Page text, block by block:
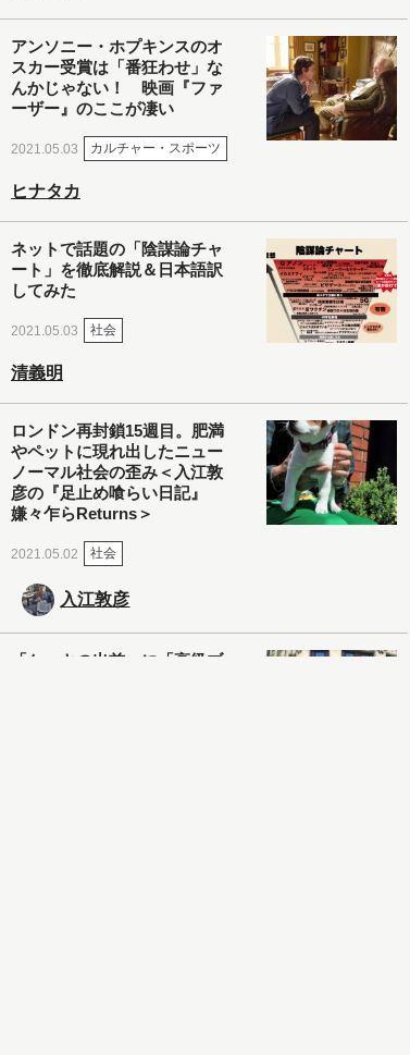
アンソニー・ホプキンスのオ
スカー受賞は「番狂わせ」な
んかじゃない！ 映画『ファ
ーザー』のここが凄い
2021.05.03 カルチャー・スポーツ
ヒナタカ
ネットで話題の「陰謀論チャ
ート」を徹底解説＆日本語訳
してみた
2021.05.03 社会
清義明
ロンドン再封鎖15週目。肥満
やペットに現れ出したニュー
ノーマル社会の歪み＜入江敦
彦の『足止め喰らい日記』
嫌々乍らReturns＞
2021.05.02 社会
入江敦彦
「ケーキの出前」に「高級ブ